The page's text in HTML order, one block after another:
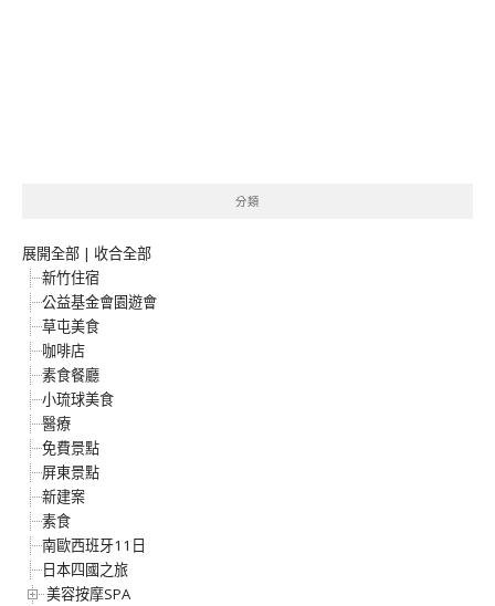
分類
展開全部 | 收合全部
新竹住宿
公益基金會園遊會
草屯美食
咖啡店
素食餐廳
小琉球美食
醫療
免費景點
屏東景點
新建案
素食
南歐西班牙11日
日本四國之旅
美容按摩SPA